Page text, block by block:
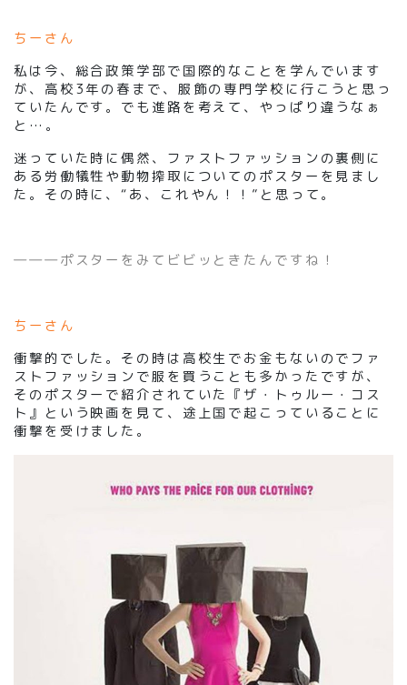
ちーさん
私は今、総合政策学部で国際的なことを学んでいます
が、高校3年の春まで、服飾の専門学校に行こうと思っ
ていたんです。でも進路を考えて、やっぱり違うなぁ
と…。
迷っていた時に偶然、ファストファッションの裏側に
ある労働犠牲や動物搾取についてのポスターを見まし
た。その時に、“あ、これやん！！”と思って。
―――ポスターをみてビビッときたんですね！
ちーさん
衝撃的でした。その時は高校生でお金もないのでファ
ストファッションで服を買うことも多かったですが、
そのポスターで紹介されていた『ザ・トゥルー・コス
ト』という映画を見て、途上国で起こっていることに
衝撃を受けました。